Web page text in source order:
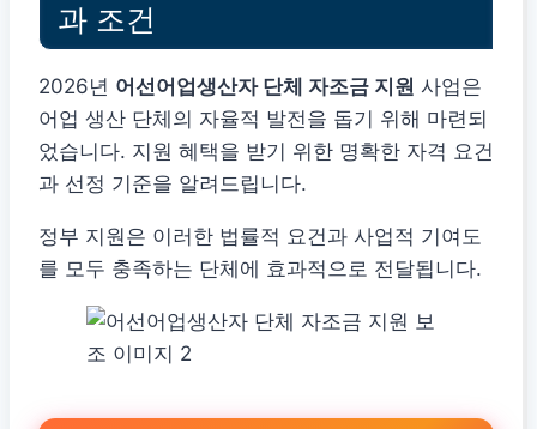
과 조건
2026년 어선어업생산자 단체 자조금 지원 사업은
어업 생산 단체의 자율적 발전을 돕기 위해 마련되
었습니다. 지원 혜택을 받기 위한 명확한 자격 요건
과 선정 기준을 알려드립니다.
정부 지원은 이러한 법률적 요건과 사업적 기여도
를 모두 충족하는 단체에 효과적으로 전달됩니다.